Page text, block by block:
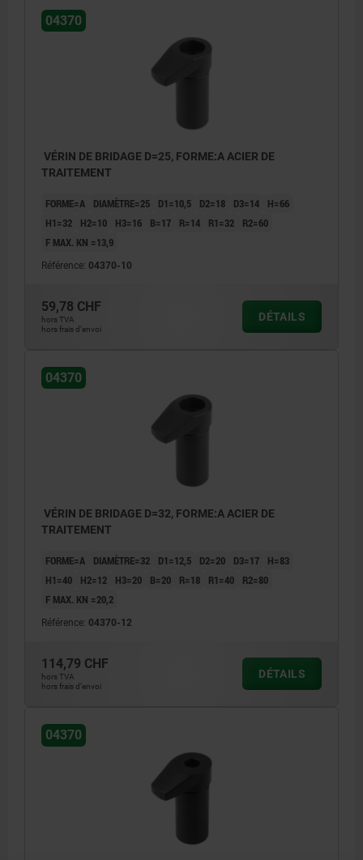
04370
VÉRIN DE BRIDAGE D=25, FORME:A ACIER DE
TRAITEMENT
FORME=A DIAMÈTRE=25 D1=10,5 D2=18 D3=14
H=66
H1=32
H2=10 H3=16 B=17 R=14 R1=32
R2=60
F MAX. KN =13,9
Référence: 04370-10
59,78 CHF
hors TVA
hors frais d’envoi
DÉTAILS
04370
VÉRIN DE BRIDAGE D=32, FORME:A ACIER DE
TRAITEMENT
FORME=A DIAMÈTRE=32 D1=12,5 D2=20 D3=17
H=83
H1=40
H2=12 H3=20 B=20 R=18 R1=40
R2=80
F MAX. KN =20,2
Référence: 04370-12
114,79 CHF
hors TVA
hors frais d’envoi
DÉTAILS
04370